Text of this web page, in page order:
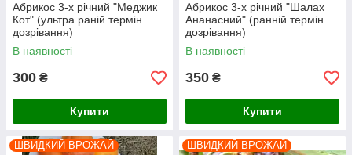
Абрикос 3-х річний "Меджик
Кот" (ультра раній термін
дозрівання)
В наявності
300 ₴
Купити
Абрикос 3-х річний "Шалах
Ананасний" (ранній термін
дозрівання)
В наявності
350 ₴
Купити
ШВИДКИЙ ВРОЖАЙ ШВИДКИЙ ВРОЖАЙ